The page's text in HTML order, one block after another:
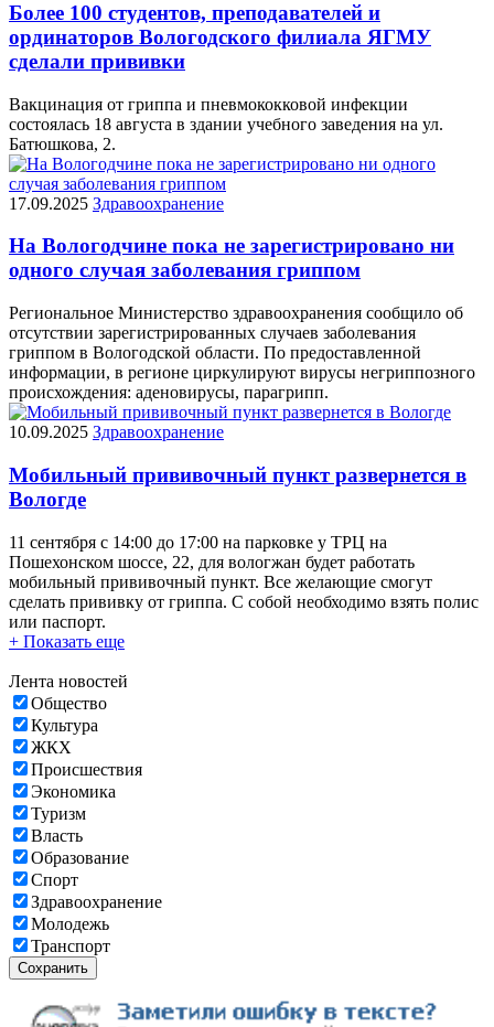
Более 100 студентов, преподавателей и
ординаторов Вологодского филиала ЯГМУ
сделали прививки
Вакцинация от гриппа и пневмококковой инфекции
состоялась 18 августа в здании учебного заведения на ул.
Батюшкова, 2.
17.09.2025 Здравоохранение
На Вологодчине пока не зарегистрировано ни
одного случая заболевания гриппом
Региональное Министерство здравоохранения сообщило об
отсутствии зарегистрированных случаев заболевания
гриппом в Вологодской области. По предоставленной
информации, в регионе циркулируют вирусы негриппозного
происхождения: аденовирусы, парагрипп.
10.09.2025 Здравоохранение
Мобильный прививочный пункт развернется в
Вологде
11 сентября с 14:00 до 17:00 на парковке у ТРЦ на
Пошехонском шоссе, 22, для вологжан будет работать
мобильный прививочный пункт. Все желающие смогут
сделать прививку от гриппа. С собой необходимо взять полис
или паспорт.
+ Показать еще
Лента новостей
Общество
Культура
ЖКХ
Происшествия
Экономика
Туризм
Власть
Образование
Спорт
Здравоохранение
Молодежь
Транспорт
Сохранить